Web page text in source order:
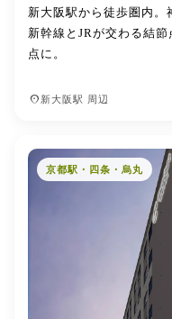
新大阪駅から徒歩圏内。
新幹線とJRが交わる結
点に。
place 新大阪駅 周辺
京都駅・四条・烏丸